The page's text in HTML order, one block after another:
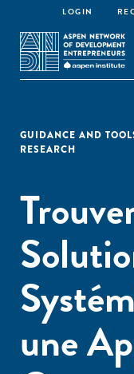
LOGIN
GUIDANCE AND
RESEARCH
une